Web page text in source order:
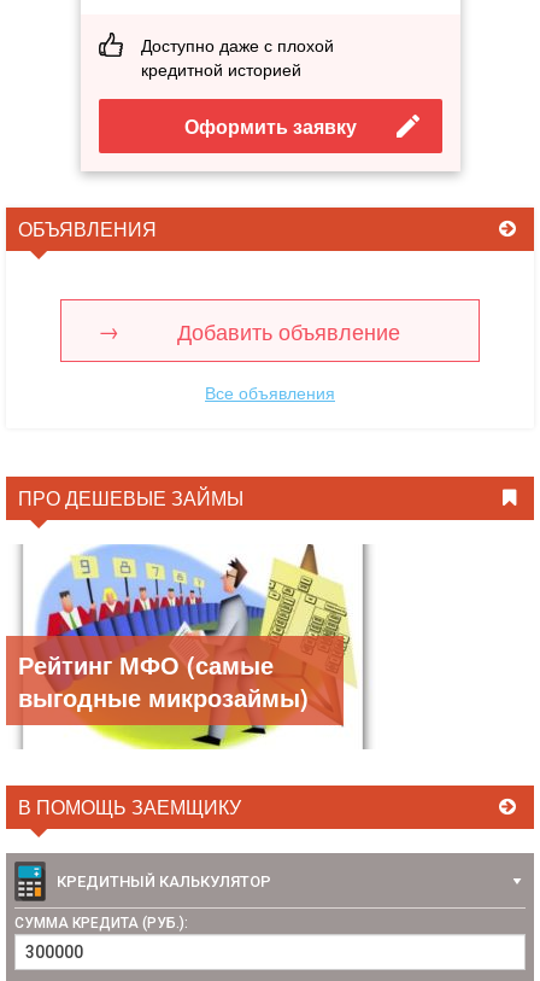
Доступно даже с плохой
кредитной историей
Оформить заявку
ОБЪЯВЛЕНИЯ
Добавить объявление
Все объявления
ПРО ДЕШЕВЫЕ ЗАЙМЫ
Рейтинг МФО (самые
выгодные микрозаймы)
В ПОМОЩЬ ЗАЕМЩИКУ
КРЕДИТНЫЙ КАЛЬКУЛЯТОР
СУММА КРЕДИТА (РУБ.):